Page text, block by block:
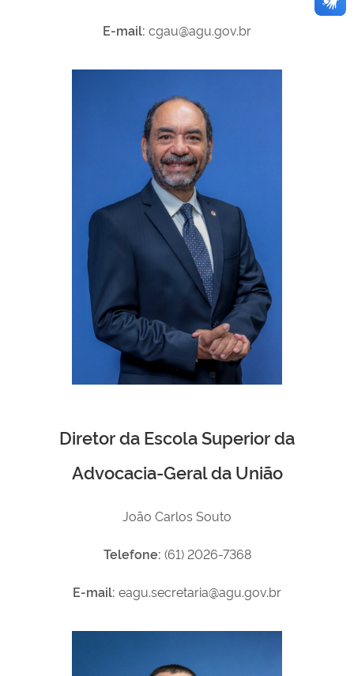
E-mail: cgau@agu.gov.br
Diretor da Escola Superior da
Advocacia-Geral da União
João Carlos Souto
Telefone: (61) 2026-7368
E-mail: eagu.secretaria@agu.gov.br